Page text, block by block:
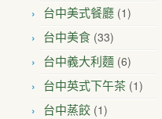
台中美式餐廳 (1)
台中美食 (33)
台中義大利麵 (6)
台中英式下午茶 (1)
台中蒸餃 (1)